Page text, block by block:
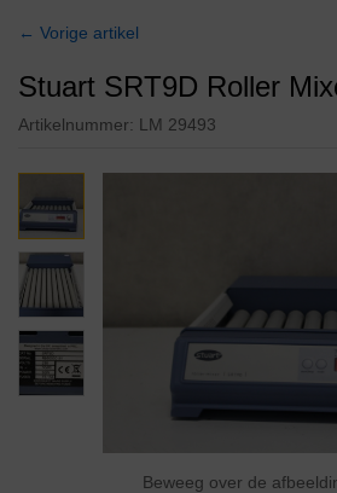
← Vorige artikel
Stuart SRT9D Roller
Artikelnummer: LM 29493
Beweeg over de